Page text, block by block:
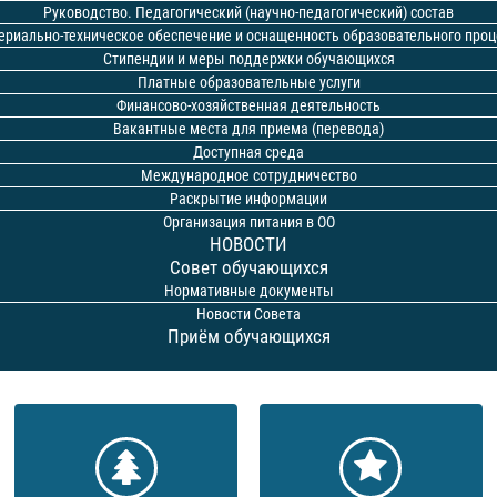
Руководство. Педагогический (научно-педагогический) состав
техническое обеспечение и оснащенность образовательного
Стипендии и меры поддержки обучающихся
Платные образовательные услуги
Финансово-хозяйственная деятельность
Вакантные места для приема (перевода)
Доступная среда
Международное сотрудничество
Раскрытие информации
Организация питания в ОО
НОВОСТИ
Совет обучающихся
Нормативные документы
Новости Совета
Приём обучающихся